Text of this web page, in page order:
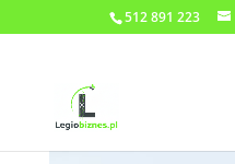
512 891 223